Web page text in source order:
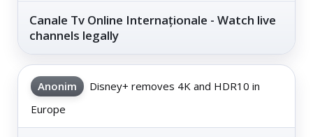
Canale Tv Online Internaționale - Watch live
channels legally
Anonim
Disney+ removes 4K and HDR10 in
Europe